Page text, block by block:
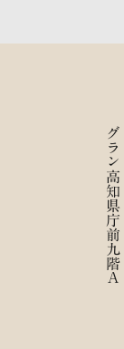
グラン高知県庁前九階Ａ